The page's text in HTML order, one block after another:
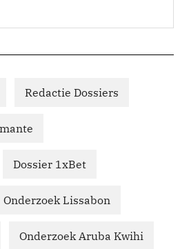
Redactie Dossiers
Dossier 1xBet
Onderzoek Lissabon
Onderzoek Aruba Kwihi